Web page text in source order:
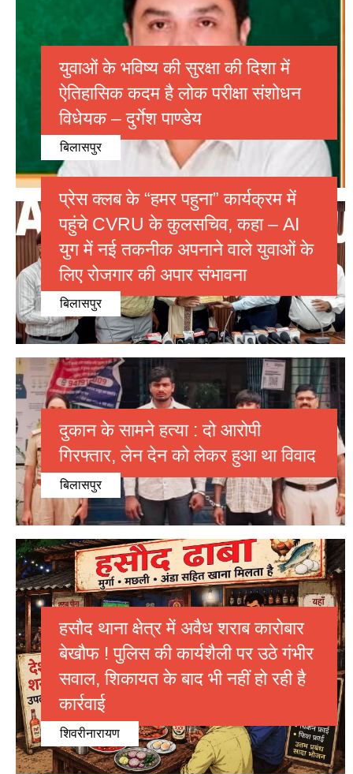
युवाओं के भविष्य की सुरक्षा की दिशा में
ऐतिहासिक कदम है लोक परीक्षा संशोधन
विधेयक – दुर्गेश पाण्डेय
बिलासपुर
प्रेस क्लब के “हमर पहुना” कार्यक्रम में
पहुंचे CVRU के कुलसचिव, कहा – AI
युग में नई तकनीक अपनाने वाले युवाओं के
लिए रोजगार की अपार संभावना
बिलासपुर
दुकान के सामने हत्या : दो आरोपी
गिरफ्तार, लेन देन को लेकर हुआ था विवाद
बिलासपुर
हसौद थाना क्षेत्र में अवैध शराब कारोबार
बेखौफ ! पुलिस की कार्यशैली पर उठे गंभीर
सवाल, शिकायत के बाद भी नहीं हो रही है
कार्रवाई
शिवरीनारायण